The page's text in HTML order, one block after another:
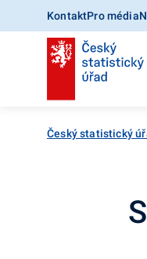
KontaktPro média
Český statistický